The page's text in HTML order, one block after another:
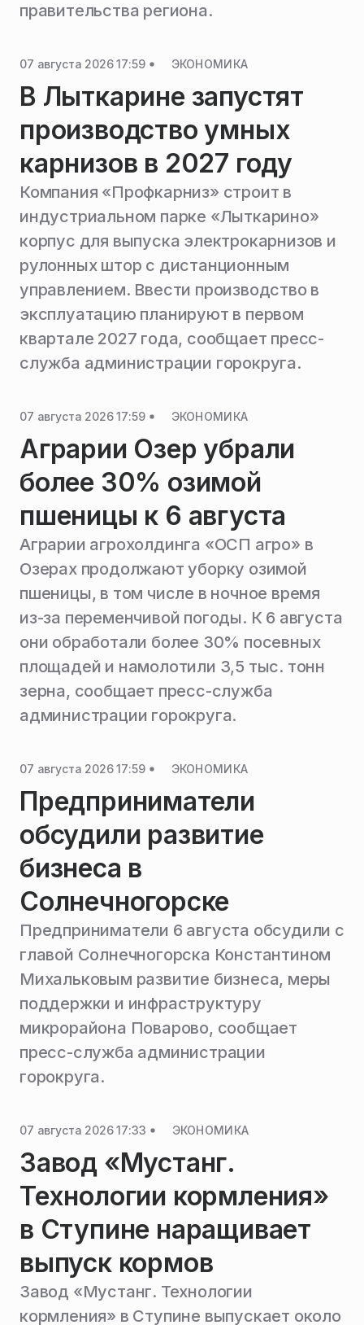
правительства региона.
07 августа 2026 17:59 ЭКОНОМИКА
В Лыткарине запустят
производство умных
карнизов в 2027 году
Компания «Профкарниз» строит в
индустриальном парке «Лыткарино»
корпус для выпуска электрокарнизов и
рулонных штор с дистанционным
управлением. Ввести производство в
эксплуатацию планируют в первом
квартале 2027 года, сообщает пресс-
служба администрации горокруга.
07 августа 2026 17:59 ЭКОНОМИКА
Аграрии Озер убрали
более 30% озимой
пшеницы к 6 августа
Аграрии агрохолдинга «ОСП агро» в
Озерах продолжают уборку озимой
пшеницы, в том числе в ночное время
из-за переменчивой погоды. К 6 августа
они обработали более 30% посевных
площадей и намолотили 3,5 тыс. тонн
зерна, сообщает пресс-служба
администрации горокруга.
07 августа 2026 17:59 ЭКОНОМИКА
Предприниматели
обсудили развитие
бизнеса в
Солнечногорске
Предприниматели 6 августа обсудили с
главой Солнечногорска Константином
Михальковым развитие бизнеса, меры
поддержки и инфраструктуру
микрорайона Поварово, сообщает
пресс-служба администрации
горокруга.
07 августа 2026 17:33 ЭКОНОМИКА
Завод «Мустанг.
Технологии кормления»
в Ступине наращивает
выпуск кормов
Завод «Мустанг. Технологии
кормления» в Ступине выпускает около